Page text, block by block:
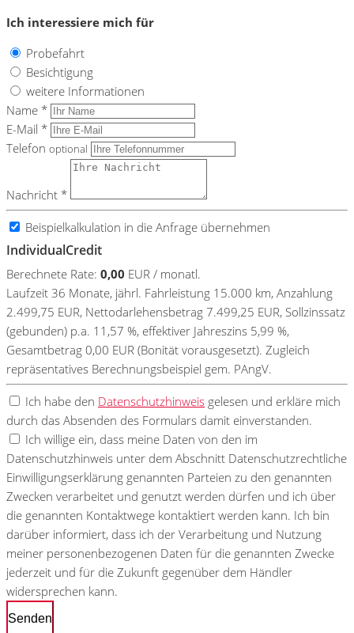
Ich interessiere mich für
Probefahrt
Besichtigung
weitere Informationen
Name *
E-Mail *
Telefon optional
Nachricht *
Beispielkalkulation in die Anfrage übernehmen
IndividualCredit
Berechnete Rate: 0,00 EUR / monatl.
Laufzeit 36 Monate, jährl. Fahrleistung 15.000 km, Anzahlung
2.499,75 EUR, Nettodarlehensbetrag 7.499,25 EUR, Sollzinssatz
(gebunden) p.a. 11,57 %, effektiver Jahreszins 5,99 %,
Gesamtbetrag 0,00 EUR (Bonität vorausgesetzt). Zugleich
repräsentatives Berechnungsbeispiel gem. PAngV.
Ich habe den Datenschutzhinweis gelesen und erkläre mich
durch das Absenden des Formulars damit einverstanden.
Ich willige ein, dass meine Daten von den im
Datenschutzhinweis unter dem Abschnitt Datenschutzrechtliche
Einwilligungserklärung genannten Parteien zu den genannten
Zwecken verarbeitet und genutzt werden dürfen und ich über
die genannten Kontaktwege kontaktiert werden kann. Ich bin
darüber informiert, dass ich der Verarbeitung und Nutzung
meiner personenbezogenen Daten für die genannten Zwecke
jederzeit und für die Zukunft gegenüber dem Händler
widersprechen kann.
Senden